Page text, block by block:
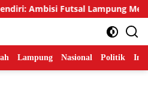
Ambisi Futsal Lampung
Lampung Nasional Politik